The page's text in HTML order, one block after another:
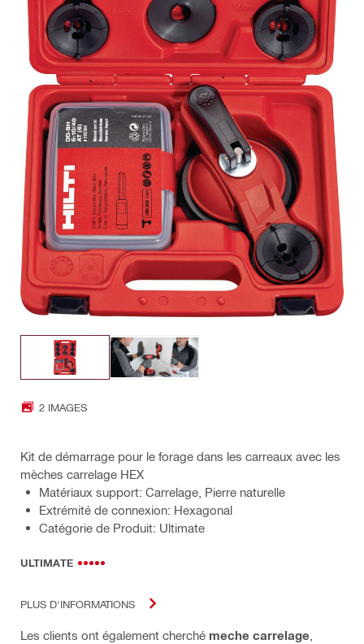
2 IMAGES
Kit de démarrage pour le forage dans les carreaux avec les
mèches carrelage HEX
Matériaux support: Carrelage, Pierre naturelle
Extrémité de connexion: Hexagonal
Catégorie de Produit: Ultimate
ULTIMATE
PLUS D'INFORMATIONS
Les clients ont également cherché meche carrelage